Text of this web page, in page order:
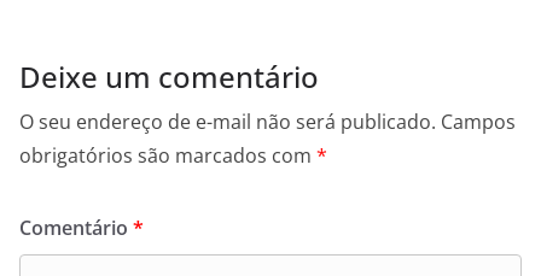
Deixe um comentário
O seu endereço de e-mail não será publicado. Campos
obrigatórios são marcados com *
Comentário *